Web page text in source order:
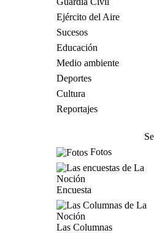
Ejército del Aire
Sucesos
Educación
Medio ambiente
Deportes
Cultura
Reportajes
Fotos
Encuesta
Las Columnas